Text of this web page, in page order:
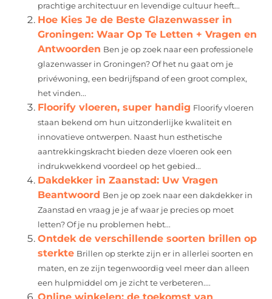
prachtige architectuur en levendige cultuur heeft...
Hoe Kies Je de Beste Glazenwasser in
Groningen: Waar Op Te Letten + Vragen en
Antwoorden Ben je op zoek naar een professionele
glazenwasser in Groningen? Of het nu gaat om je
privéwoning, een bedrijfspand of een groot complex,
het vinden...
Floorify vloeren, super handig Floorify vloeren
staan bekend om hun uitzonderlijke kwaliteit en
innovatieve ontwerpen. Naast hun esthetische
aantrekkingskracht bieden deze vloeren ook een
indrukwekkend voordeel op het gebied...
Dakdekker in Zaanstad: Uw Vragen
Beantwoord Ben je op zoek naar een dakdekker in
Zaanstad en vraag je je af waar je precies op moet
letten? Of je nu problemen hebt...
Ontdek de verschillende soorten brillen op
sterkte Brillen op sterkte zijn er in allerlei soorten en
maten, en ze zijn tegenwoordig veel meer dan alleen
een hulpmiddel om je zicht te verbeteren....